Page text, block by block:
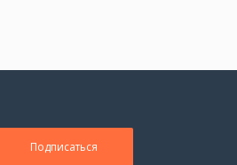
Подписаться